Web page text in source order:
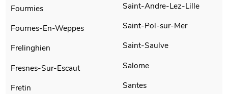
Fourmies
Fournes-En-Weppes
Frelinghien
Fresnes-Sur-Escaut
Fretin
Saint-Andre-Lez-Lille
Saint-Pol-sur-Mer
Saint-Saulve
Salome
Santes